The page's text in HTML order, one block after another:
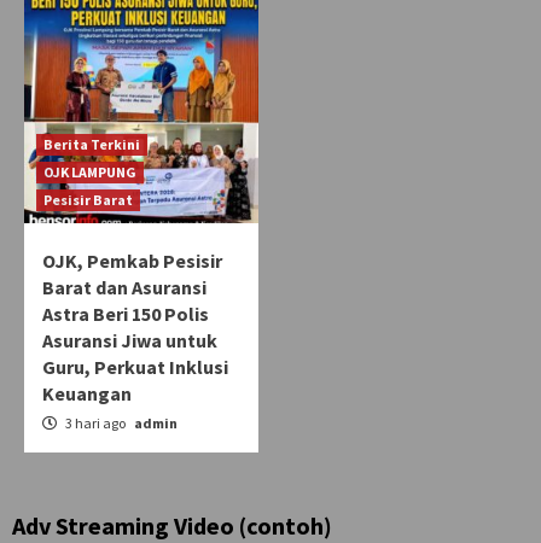
Berita Terkini
OJK LAMPUNG
Pesisir Barat
OJK, Pemkab Pesisir
Barat dan Asuransi
Astra Beri 150 Polis
Asuransi Jiwa untuk
Guru, Perkuat Inklusi
Keuangan
3 hari ago admin
Adv Streaming Video (contoh)